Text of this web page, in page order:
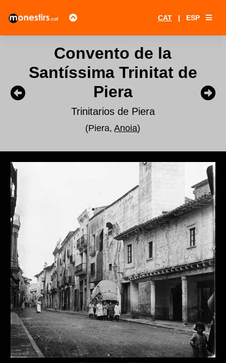
CAT | ESP
Convento de la
Santíssima Trinitat de
Piera
Trinitarios de Piera
(Piera,Anoia)